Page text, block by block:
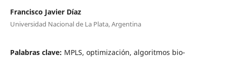
Francisco Javier Díaz
Universidad Nacional de La Plata, Argentina
Palabras clave: MPLS, optimización, algoritmos bio-